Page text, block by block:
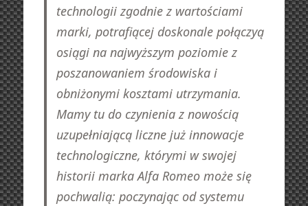
technologii zgodnie z wartościami
marki, potrafiącej doskonale połączyą
osiągi na najwyższym poziomie z
poszanowaniem środowiska i
obniżonymi kosztami utrzymania.
Mamy tu do czynienia z nowością
uzupełniającą liczne już innowacje
technologiczne, którymi w swojej
historii marka Alfa Romeo może się
pochwalią: poczynając od systemu